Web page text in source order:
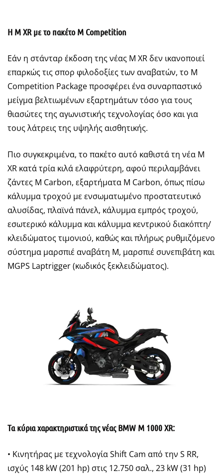
Η MXR με το πακέτο M Competition
Εάν η στάνταρ έκδοση της νέας M XR δεν ικανοποιεί
επαρκώς τις σπορ φιλοδοξίες των αναβατών, το M
Competition Package προσφέρει ένα συναρπαστικό
μείγμα βελτιωμένων εξαρτημάτων τόσο για τους
θιασώτες της αγωνιστικής τεχνολογίας όσο και για
τους λάτρεις της υψηλής αισθητικής.
Πιο συγκεκριμένα, το πακέτο αυτό καθιστά τη νέα M
XR κατά τρία κιλά ελαφρύτερη, αφού περιλαμβάνει
ζάντες M Carbon, εξαρτήματα M Carbon, όπως πίσω
κάλυμμα τροχού με ενσωματωμένο προστατευτικό
αλυσίδας, πλαϊνά πάνελ, κάλυμμα εμπρός τροχού,
εσωτερικό κάλυμμα και κάλυμμα κεντρικού διακόπτη/
κλειδώματος τιμονιού, καθώς και πλήρως ρυθμιζόμενο
σύστημα μαρσπιέ αναβάτη Μ, μαρσπιέ συνεπιβάτη και
MGPS Laptrigger (κωδικός ξεκλειδώματος).
Τα κύρια χαρακτηριστικά της νέας BMW M 1000XR:
• Κινητήρας με τεχνολογία Shift Cam από την S RR,
ισχύς 148 kW (201 hp) στις 12.750 σαλ., 23 kW (31 hp)